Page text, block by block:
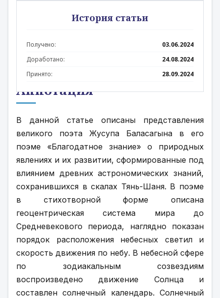
Аннотация
В данной статье описаны представления
великого поэта Жусупа Баласагына в его
поэме «Благодатное знание» о природных
явлениях и их развитии, сформированные под
влиянием древних астрономических знаний,
сохранившихся в скалах Тянь-Шаня. В поэме
в стихотворной форме описана
геоцентрическая система мира до
Средневекового периода, наглядно показан
порядок расположения небесных светил и
скорость движения по небу. В небесной сфере
по зодиакальным созвездиям
воспроизведено движение Солнца и
составлен солнечный календарь. Солнечный
История статьи
Получено:
03.06.2024
Доработано:
24.08.2024
Принято:
28.09.2024